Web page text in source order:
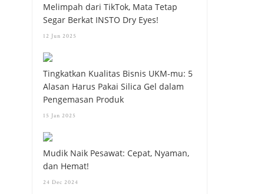
Melimpah dari TikTok, Mata Tetap
Segar Berkat INSTO Dry Eyes!
12 Jun 2025
Tingkatkan Kualitas Bisnis UKM-mu: 5
Alasan Harus Pakai Silica Gel dalam
Pengemasan Produk
15 Jan 2025
Mudik Naik Pesawat: Cepat, Nyaman,
dan Hemat!
24 Dec 2024